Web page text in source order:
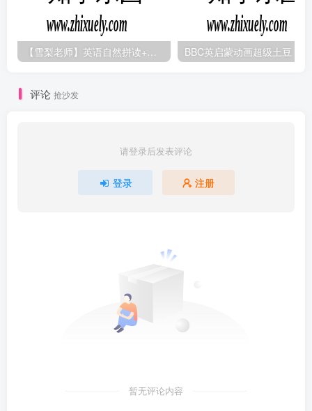
【雪梨老师】英语自然拼读+音标+发音规则（精品课三合一）
评论 抢沙发
请登录后发表评论
登录 注册
暂无评论内容